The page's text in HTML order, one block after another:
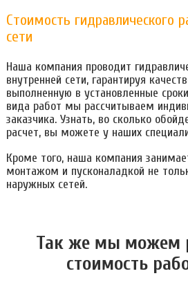
Стоимость гидравлического
сети
Наша компания проводит
внутренней сети, гарантируя
выполненную в установленные
вида работ мы рассчитываем
заказчика. Узнать, во сколько
расчет, вы можете у наших
Кроме того, наша компания
монтажом и пусконаладкой не
наружных сетей.
Так же мы можем
стоимость